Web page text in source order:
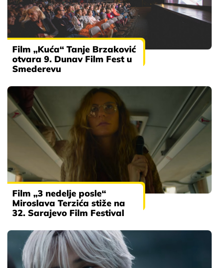
Film „Kuća“ Tanje Brzaković
otvara 9. Dunav Film Fest u
Smederevu
Film „3 nedelje posle“
Miroslava Terzića stiže na
32. Sarajevo Film Festival